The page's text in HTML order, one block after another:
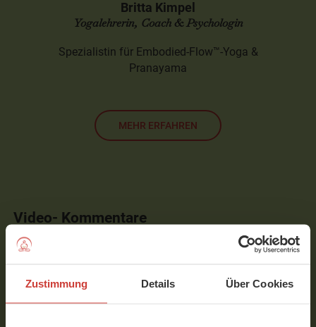
Zustimmung Details Über Cookies
Britta Kimpel
Yogalehrerin, Coach & Psychologin
Spezialistin für Embodied-Flow™-Yoga &
Pranayama
MEHR ERFAHREN
Video- Kommentare
vorhanden.